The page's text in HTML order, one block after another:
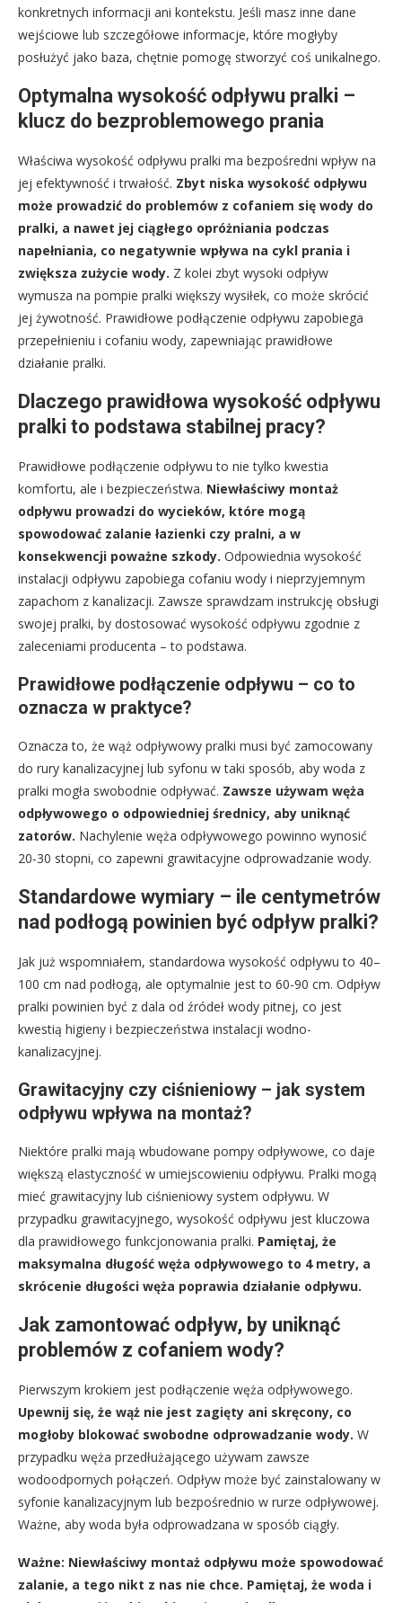
konkretnych informacji ani kontekstu. Jeśli masz inne dane
wejściowe lub szczegółowe informacje, które mogłyby
posłużyć jako baza, chętnie pomogę stworzyć coś unikalnego.
Optymalna wysokość odpływu pralki –
klucz do bezproblemowego prania
Właściwa wysokość odpływu pralki ma bezpośredni wpływ na
jej efektywność i trwałość. Zbyt niska wysokość odpływu
może prowadzić do problemów z cofaniem się wody do
pralki, a nawet jej ciągłego opróżniania podczas
napełniania, co negatywnie wpływa na cykl prania i
zwiększa zużycie wody. Z kolei zbyt wysoki odpływ
wymusza na pompie pralki większy wysiłek, co może skrócić
jej żywotność. Prawidłowe podłączenie odpływu zapobiega
przepełnieniu i cofaniu wody, zapewniając prawidłowe
działanie pralki.
Dlaczego prawidłowa wysokość odpływu
pralki to podstawa stabilnej pracy?
Prawidłowe podłączenie odpływu to nie tylko kwestia
komfortu, ale i bezpieczeństwa. Niewłaściwy montaż
odpływu prowadzi do wycieków, które mogą
spowodować zalanie łazienki czy pralni, a w
konsekwencji poważne szkody. Odpowiednia wysokość
instalacji odpływu zapobiega cofaniu wody i nieprzyjemnym
zapachom z kanalizacji. Zawsze sprawdzam instrukcję obsługi
swojej pralki, by dostosować wysokość odpływu zgodnie z
zaleceniami producenta – to podstawa.
Prawidłowe podłączenie odpływu – co to
oznacza w praktyce?
Oznacza to, że wąż odpływowy pralki musi być zamocowany
do rury kanalizacyjnej lub syfonu w taki sposób, aby woda z
pralki mogła swobodnie odpływać. Zawsze używam węża
odpływowego o odpowiedniej średnicy, aby uniknąć
zatorów. Nachylenie węża odpływowego powinno wynosić
20-30 stopni, co zapewni grawitacyjne odprowadzanie wody.
Standardowe wymiary – ile centymetrów
nad podłogą powinien być odpływ pralki?
Jak już wspomniałem, standardowa wysokość odpływu to 40–
100 cm nad podłogą, ale optymalnie jest to 60-90 cm. Odpływ
pralki powinien być z dala od źródeł wody pitnej, co jest
kwestią higieny i bezpieczeństwa instalacji wodno-
kanalizacyjnej.
Grawitacyjny czy ciśnieniowy – jak system
odpływu wpływa na montaż?
Niektóre pralki mają wbudowane pompy odpływowe, co daje
większą elastyczność w umiejscowieniu odpływu. Pralki mogą
mieć grawitacyjny lub ciśnieniowy system odpływu. W
przypadku grawitacyjnego, wysokość odpływu jest kluczowa
dla prawidłowego funkcjonowania pralki. Pamiętaj, że
maksymalna długość węża odpływowego to 4 metry, a
skrócenie długości węża poprawia działanie odpływu.
Jak zamontować odpływ, by uniknąć
problemów z cofaniem wody?
Pierwszym krokiem jest podłączenie węża odpływowego.
Upewnij się, że wąż nie jest zagięty ani skręcony, co
mogłoby blokować swobodne odprowadzanie wody. W
przypadku węża przedłużającego używam zawsze
wodoodpornych połączeń. Odpływ może być zainstalowany w
syfonie kanalizacyjnym lub bezpośrednio w rurze odpływowej.
Ważne, aby woda była odprowadzana w sposób ciągły.
Ważne: Niewłaściwy montaż odpływu może spowodować
zalanie, a tego nikt z nas nie chce. Pamiętaj, że woda i